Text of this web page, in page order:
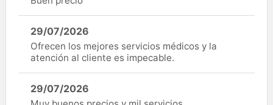
29/07/2026
Ofrecen los mejores servicios médicos y la
atención al cliente es impecable.
29/07/2026